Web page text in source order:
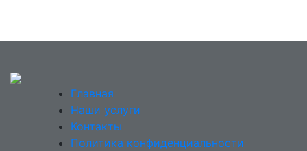
Главная
Наши услуги
Контакты
Политика конфиденциальности